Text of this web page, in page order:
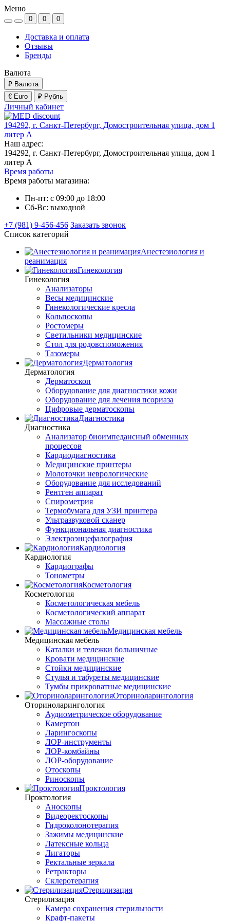
Меню
0 0 0
Доставка и оплата
Отзывы
Бренды
Валюта
₽ Валюта
€ Euro
₽ Рубль
Личный кабинет
194292, г. Санкт-Петербург, Домостроительная улица, дом 1
литер А
Наш адрес:
194292, г. Санкт-Петербург, Домостроительная улица, дом 1
литер А
Время работы
Время работы магазина:
Пн-пт: с 09:00 до 18:00
Сб-Вс: выходной
+7 (981) 9-456-456 Заказать звонок
Список категорий
Анестезиология и
реанимация
Гинекология
Гинекология
Анализаторы
Весы медицинские
Гинекологические кресла
Кольпоскопы
Ростомеры
Светильники медицинские
Стол для родовспоможения
Тазомеры
Дерматология
Дерматология
Дерматоскоп
Оборудование для диагностики кожи
Оборудование для лечения псориаза
Цифровые дерматоскопы
Диагностика
Диагностика
Анализатор биоимпедансный обменных
процессов
Кардиодиагностика
Медицинские принтеры
Молоточки неврологические
Оборудование для исследований
Рентген аппарат
Спирометрия
Термобумага для УЗИ принтера
Ультразвуковой сканер
Функциональная диагностика
Электроэнцефалография
Кардиология
Кардиология
Кардиографы
Тонометры
Косметология
Косметология
Косметологическая мебель
Косметологический аппарат
Массажные столы
Медицинская мебель
Медицинская мебель
Каталки и тележки больничные
Кровати медицинские
Стойки медицинские
Стулья и табуреты медицинские
Тумбы прикроватные медицинские
Оториноларингология
Оториноларингология
Аудиометрическое оборудование
Камертон
Ларингоскопы
ЛОР-инструменты
ЛОР-комбайны
ЛОР-оборудование
Отоскопы
Риноскопы
Проктология
Проктология
Аноскопы
Видеоректоскопы
Гидроколонотерапия
Зажимы медицинские
Латексные кольца
Лигаторы
Ректальные зеркала
Ретракторы
Склеротерапия
Стерилизация
Стерилизация
Камера сохранения стерильности
Крафт-пакеты